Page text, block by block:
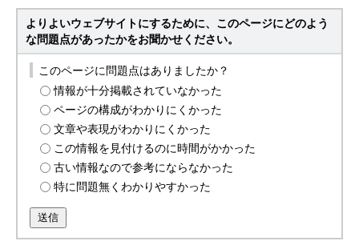
よりよいウェブサイトにするために、このページにどのよう
な問題点があったかをお聞かせください。
このページに問題点はありましたか？
情報が十分掲載されていなかった
ページの構成がわかりにくかった
文章や表現がわかりにくかった
この情報を見付けるのに時間がかかった
古い情報なので参考にならなかった
特に問題無くわかりやすかった
送信